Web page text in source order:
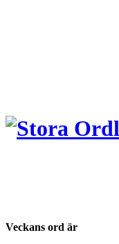
Veckans ord är